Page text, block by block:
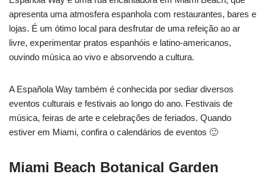
apresenta uma atmosfera espanhola com restaurantes, bares e
lojas. É um ótimo local para desfrutar de uma refeição ao ar
livre, experimentar pratos espanhóis e latino-americanos,
ouvindo música ao vivo e absorvendo a cultura.
A Española Way também é conhecida por sediar diversos
eventos culturais e festivais ao longo do ano. Festivais de
música, feiras de arte e celebrações de feriados. Quando
estiver em Miami, confira o calendários de eventos 🙂
Miami Beach Botanical Garden